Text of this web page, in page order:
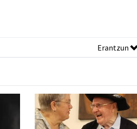
Erantzun